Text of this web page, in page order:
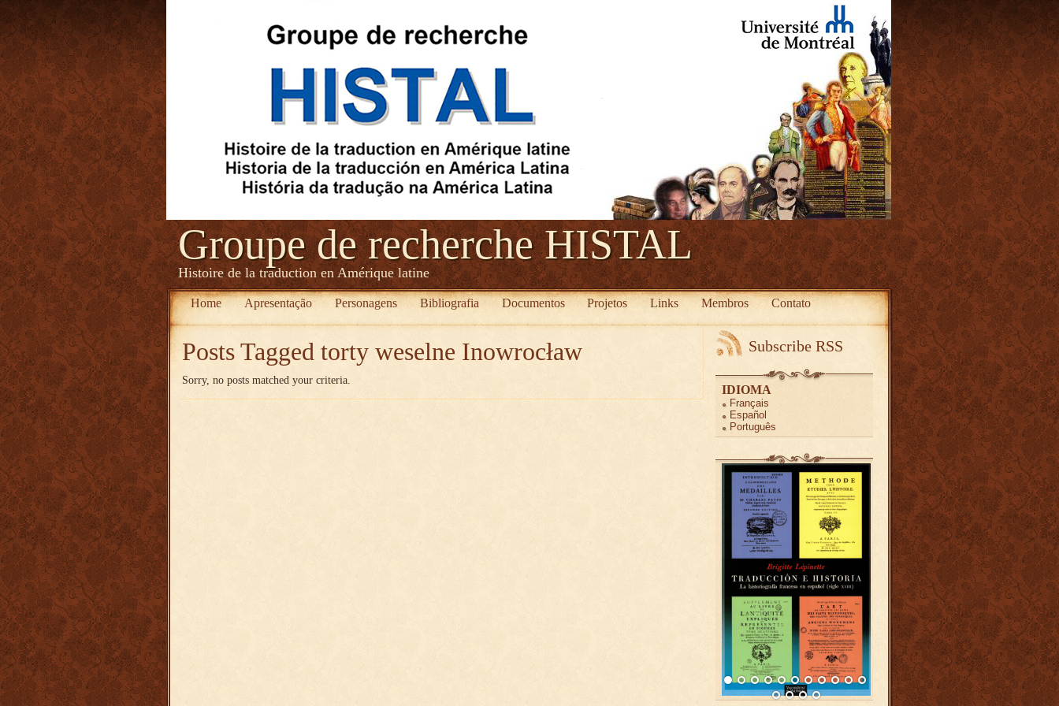
Groupe de recherche HISTAL
Histoire de la traduction en Amérique latine
Home Apresentação Personagens Bibliografia Documentos Projetos Links Membros Contato
Posts Tagged torty weselne Inowrocław
Sorry, no posts matched your criteria.
Subscribe RSS
IDIOMA
Français
Español
Português